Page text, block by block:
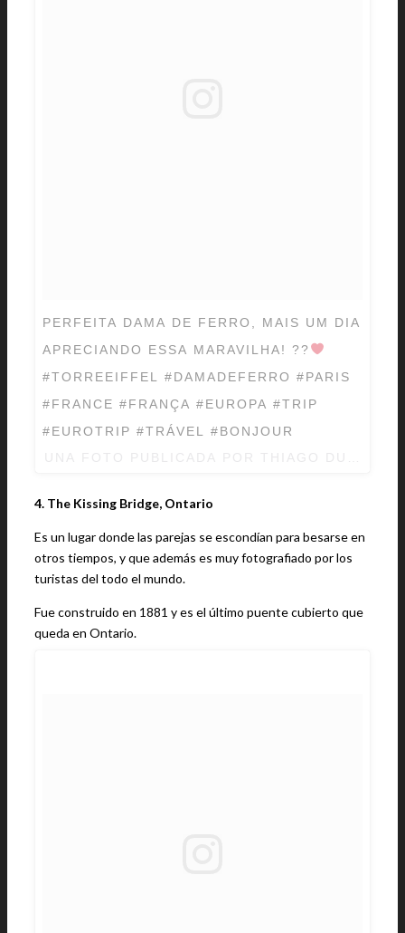
PERFEITA DAMA DE FERRO, MAIS UM DIA
APRECIANDO ESSA MARAVILHA! ??
#TORREEIFFEL #DAMADEFERRO #PARIS
#FRANCE #FRANÇA #EUROPA #TRIP
#EUROTRIP #TRÁVEL #BONJOUR
4. The Kissing Bridge, Ontario
Es un lugar donde las parejas se escondían para besarse en
otros tiempos, y que además es muy fotografiado por los
turistas del todo el mundo.
Fue construido en 1881 y es el último puente cubierto que
queda en Ontario.